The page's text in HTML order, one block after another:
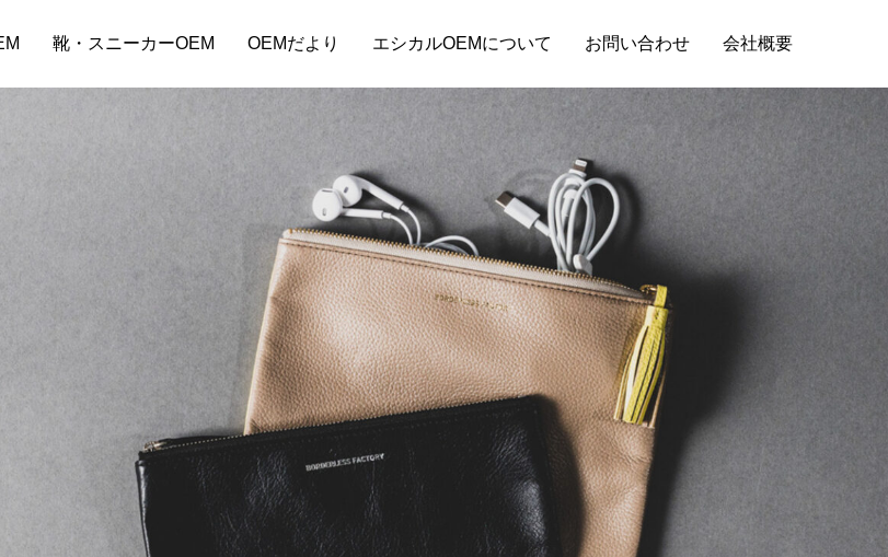
靴・スニーカーOEM OEMだより エシカルOEMについて お問い合わせ 会社概要
スタッフブログ
バッグOEM料金相場とは？見積もりの取り
方と小ロット対応の注意点
2024.09.03
財布OEMの納品までの基本的な流れと小ロ
ット対応の探し方！
2024.08.29